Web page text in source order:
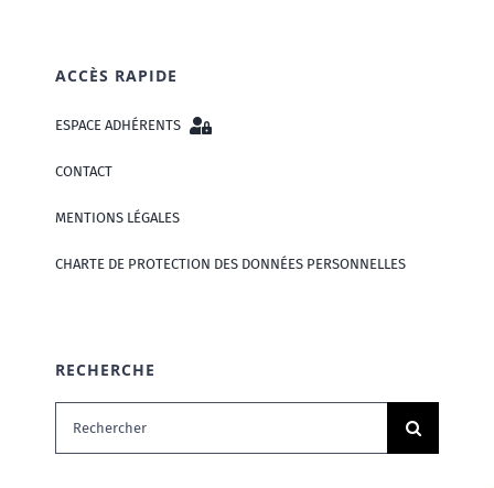
ACCÈS RAPIDE
ESPACE ADHÉRENTS
CONTACT
MENTIONS LÉGALES
CHARTE DE PROTECTION DES DONNÉES PERSONNELLES
RECHERCHE
Rechercher: